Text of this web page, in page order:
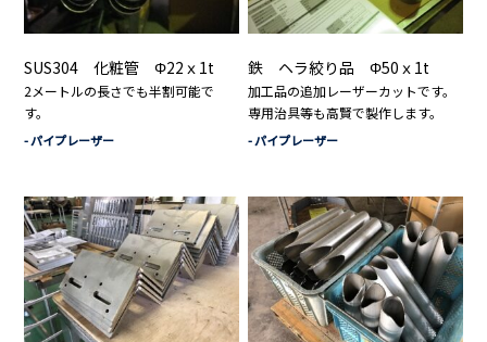
SUS304 化粧管 Φ22ｘ1t
2メートルの長さでも半割可能で
す。
- パイプレーザー
鉄 ヘラ絞り品 Φ50ｘ1t
加工品の追加レーザーカットです。
専用治具等も高賢で製作します。
- パイプレーザー